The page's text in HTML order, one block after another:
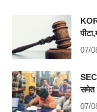
07/
समेत
07/